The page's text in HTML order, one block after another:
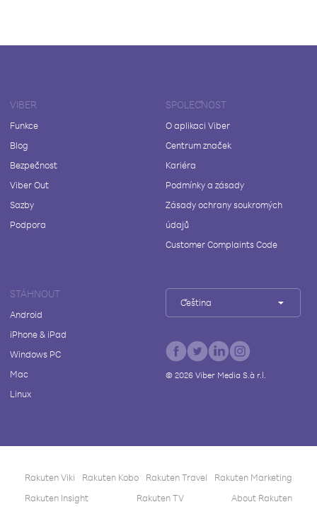
VIBER
Funkce
Blog
Bezpečnost
Viber Out
Sazby
Podpora
SPOLEČNOST
O aplikaci Viber
Centrum značek
Kariéra
Podmínky a zásady
Zásady ochrany soukromých
údajů
Customer Complaints Code
STÁHNOUT
Android
iPhone & iPad
Windows PC
Mac
Linux
Čeština
© 2026Viber Media S.à r.l.
Rakuten Viki Rakuten Kobo Rakuten Travel
Rakuten Marketing
Rakuten Insight
Rakuten TV About Rakuten